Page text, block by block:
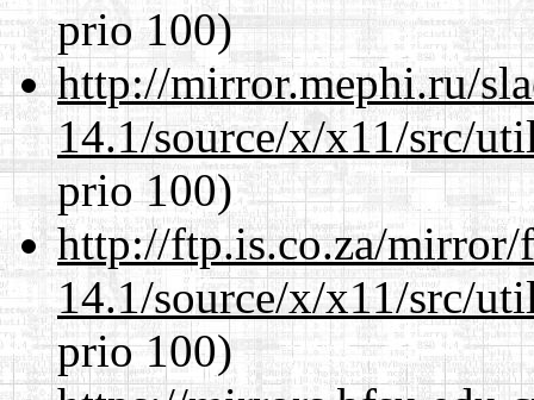
prio 100)
http://mirror.mephi.ru/
14.1/source/x/x11/src/
prio 100)
http://ftp.is.co.za/mirror/
14.1/source/x/x11/src/
prio 100)